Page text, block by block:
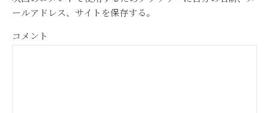
ールアドレス、サイトを保存する。
コメント